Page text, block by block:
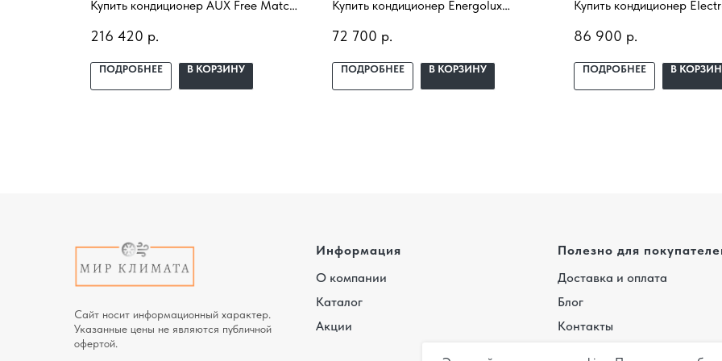
Купить кондиционер AUX Free Match
под ключ. Подбор под помещение,
доставка, профессиональный
216 420 р.
ПОДРОБНЕЕ В КОРЗИНУ
Купить кондиционер Energolux
AI с установкой под ключ. Подбор
под помещение, доставка,
72 700 р.
ПОДРОБНЕЕ В КОРЗИНУ
Купить кондиционер
FMI/N8_ERP с установкой
Подбор под помещение,
86 900 р.
ПОДРОБНЕЕ В
Сайт носит информационный характер.
Указанные цены не являются публичной
офертой.
Информация
О компании
Каталог
Акции
Полезно для
Доставка и оплата
Блог
Контакты